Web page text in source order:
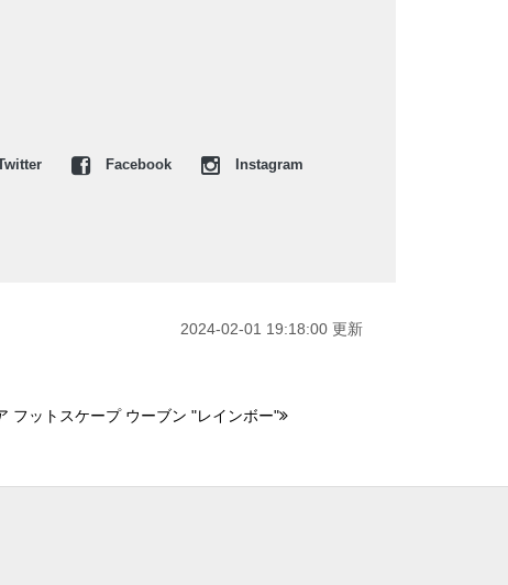
Facebook Instagram
2024-02-01 19:18:00 更新
フットスケープ ウーブン "レインボー"